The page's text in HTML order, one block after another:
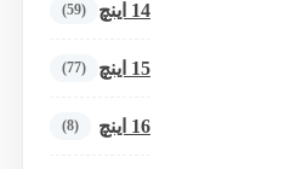
14 اینچ (59)
15 اینچ (77)
16 اینچ (8)